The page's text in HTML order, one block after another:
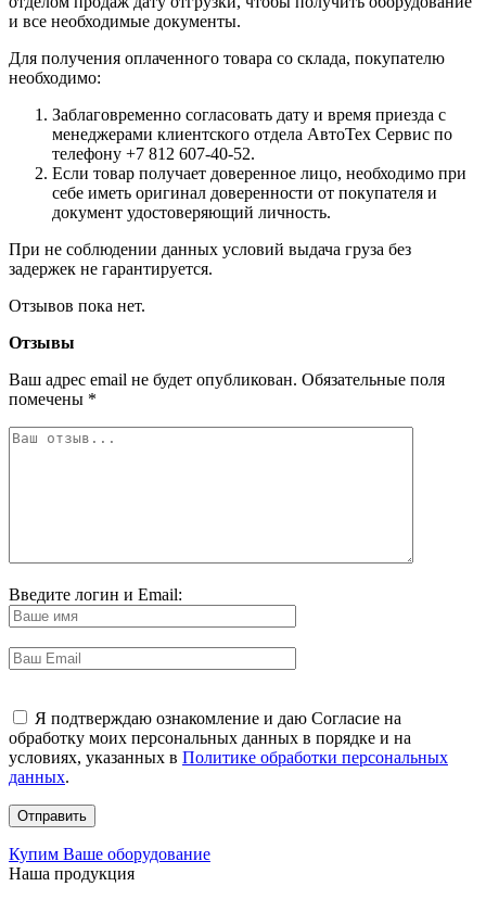
и все необходимые документы.
Для получения оплаченного товара со склада, покупателю
необходимо:
Заблаговременно согласовать дату и время приезда с
менеджерами клиентского отдела АвтоТех Сервис по
телефону +7 812 607-40-52.
Если товар получает доверенное лицо, необходимо при
себе иметь оригинал доверенности от покупателя и
документ удостоверяющий личность.
При не соблюдении данных условий выдача груза без
задержек не гарантируется.
Отзывов пока нет.
Отзывы
Ваш адрес email не будет опубликован. Обязательные поля
помечены *
Введите логин и Email:
Я подтверждаю ознакомление и даю Согласие на
обработку моих персональных данных в порядке и на
условиях, указанных в Политике обработки персональных
данных.
Купим Ваше оборудование
Наша продукция